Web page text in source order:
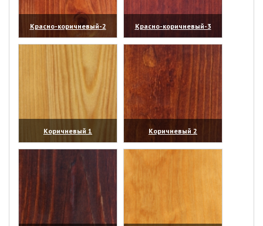
Красно-коричневый-2
(увеличить)
Красно-коричневый-3
(увеличить)
Коричневый 1
(увеличить)
Коричневый 2
(увеличить)